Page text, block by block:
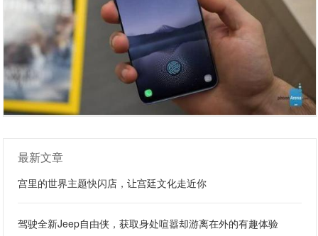
最新文章
宫里的世界主题快闪店，让宫廷文化走近你
驾驶全新Jeep自由侠，获取身处喧嚣却游离在外的有趣体验